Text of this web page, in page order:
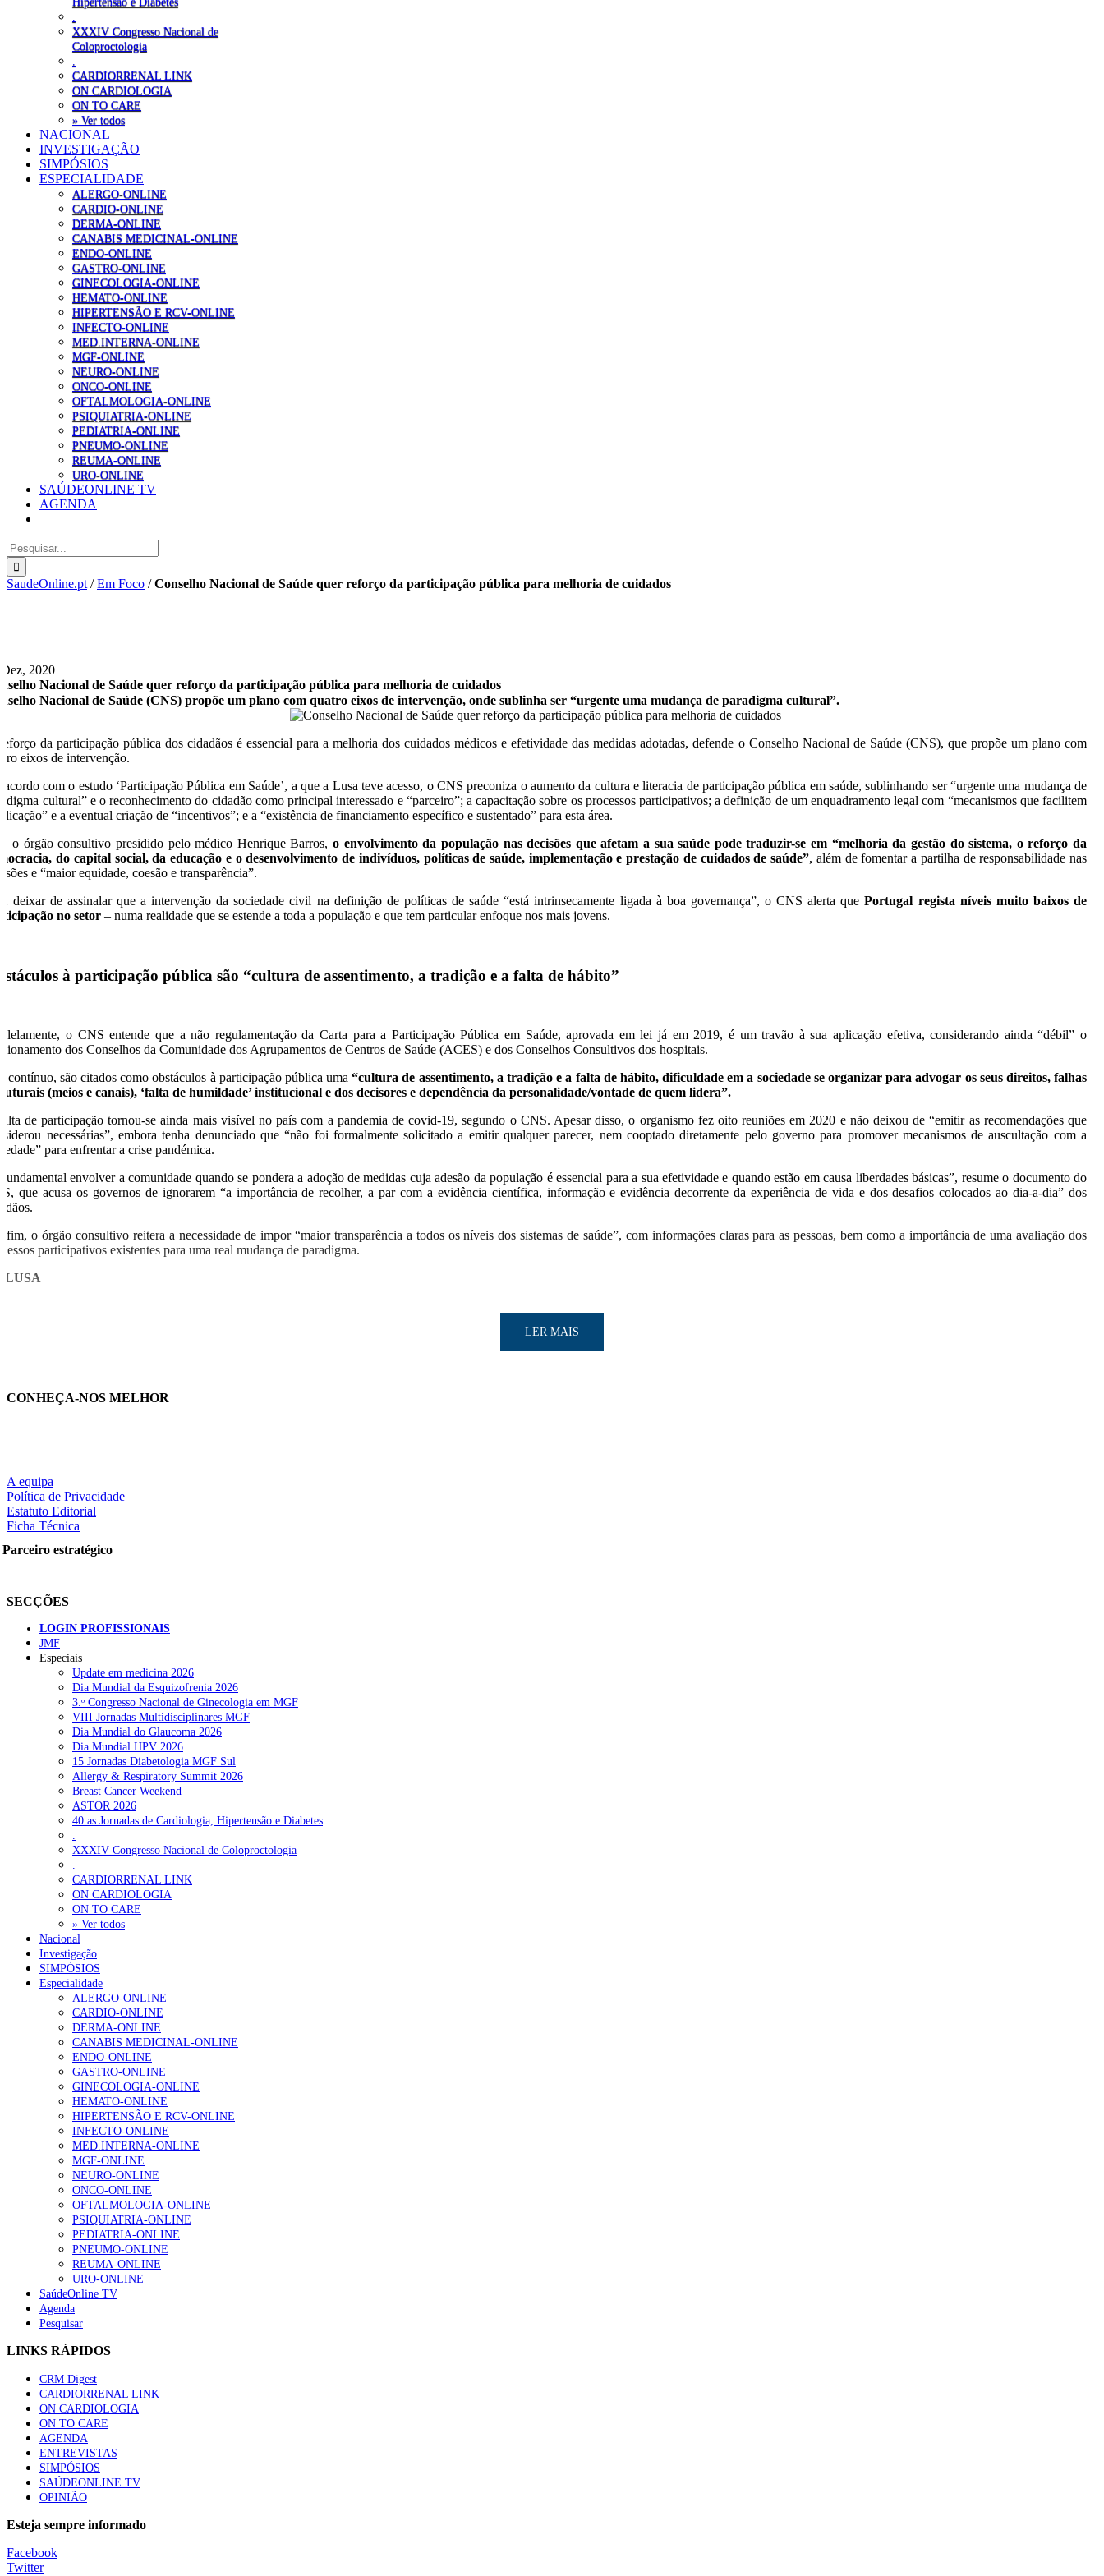
XXXIV Congresso Nacional de
Coloproctologia
CARDIORRENAL LINK
ON CARDIOLOGIA
ON TO CARE
» Ver todos
NACIONAL
INVESTIGAÇÃO
SIMPÓSIOS
ESPECIALIDADE
ALERGO-ONLINE
CARDIO-ONLINE
DERMA-ONLINE
CANABIS MEDICINAL-ONLINE
ENDO-ONLINE
GASTRO-ONLINE
GINECOLOGIA-ONLINE
HEMATO-ONLINE
HIPERTENSÃO E RCV-ONLINE
INFECTO-ONLINE
MED.INTERNA-ONLINE
MGF-ONLINE
NEURO-ONLINE
ONCO-ONLINE
OFTALMOLOGIA-ONLINE
PSIQUIATRIA-ONLINE
PEDIATRIA-ONLINE
PNEUMO-ONLINE
REUMA-ONLINE
URO-ONLINE
SAÚDEONLINE TV
AGENDA
Pesquisar
SaudeOnline.pt /Em Foco /Conselho Nacional de Saúde quer reforço da participação pública para melhoria de cuidados
2020
Nacional de Saúde quer reforço da participação pública para melhoria de cuidados
Nacional de Saúde (CNS) propõe um plano com quatro eixos de intervenção, onde sublinha ser “urgente uma mudança de paradigma cultural”.
da participação pública dos cidadãos é essencial para a melhoria dos cuidados médicos e efetividade das medidas adotadas, defende o Conselho Nacional de Saúde (CNS), que propõe um plano com
eixos de intervenção.
acordo com o estudo ‘Participação Pública em Saúde’, a que a Lusa teve acesso, o CNS preconiza o aumento da cultura e literacia de participação pública em saúde, sublinhando ser “urgente uma mudança de
cultural” e o reconhecimento do cidadão como principal interessado e “parceiro”; a capacitação sobre os processos participativos; a definição de um enquadramento legal com “mecanismos que facilitem
e a eventual criação de “incentivos”; e a “existência de financiamento específico e sustentado” para esta área.
o órgão consultivo presidido pelo médico Henrique Barros, o envolvimento da população nas decisões que afetam a sua saúde pode traduzir-se em “melhoria da gestão do sistema, o reforço da
do capital social, da educação e o desenvolvimento de indivíduos, políticas de saúde, implementação e prestação de cuidados de saúde”, além de fomentar a partilha de responsabilidade nas
e “maior equidade, coesão e transparência”.
deixar de assinalar que a intervenção da sociedade civil na definição de políticas de saúde “está intrinsecamente ligada à boa governança”, o CNS alerta que Portugal regista níveis muito baixos de
no setor – numa realidade que se estende a toda a população e que tem particular enfoque nos mais jovens.
à participação pública são “cultura de assentimento, a tradição e a falta de hábito”
o CNS entende que a não regulamentação da Carta para a Participação Pública em Saúde, aprovada em lei já em 2019, é um travão à sua aplicação efetiva, considerando ainda “débil” o
dos Conselhos da Comunidade dos Agrupamentos de Centros de Saúde (ACES) e dos Conselhos Consultivos dos hospitais.
contínuo, são citados como obstáculos à participação pública uma“cultura de assentimento, a tradição e a falta de hábito, dificuldade em a sociedade se organizar para advogar os seus direitos, falhas
(meios e canais), ‘falta de humildade’ institucional e dos decisores e dependência da personalidade/vontade de quem lidera”.
de participação tornou-se ainda mais visível no país com a pandemia de covid-19, segundo o CNS. Apesar disso, o organismo fez oito reuniões em 2020 e não deixou de “emitir as recomendações que
necessárias”, embora tenha denunciado que “não foi formalmente solicitado a emitir qualquer parecer, nem cooptado diretamente pelo governo para promover mecanismos de auscultação com a
para enfrentar a crise pandémica.
envolver a comunidade quando se pondera a adoção de medidas cuja adesão da população é essencial para a sua efetividade e quando estão em causa liberdades básicas”, resume o documento do
que acusa os governos de ignorarem “a importância de recolher, a par com a evidência científica, informação e evidência decorrente da experiência de vida e dos desafios colocados ao dia-a-dia” dos
fim, o órgão consultivo reitera a necessidade de impor “maior transparência a todos os níveis dos sistemas de saúde”, com informações claras para as pessoas, bem como a importância de uma avaliação dos
participativos existentes para uma real mudança de paradigma.
LUSA
nas redes sociais:
RECENTES
Quase 11.900 jovens recorreram aos cheques psicólogo e nutricionista no primeiro mês
ULS de Coimbra estreia cirurgia endoscópica do ouvido com apoio robótico em Portugal
Enfermeiros exigem esclarecimentos sobre eventual gestão privada da ULS do Algarve
Ordem dos Médicos alerta para riscos no novo sistema de acesso a consultas e cirurgias
Portugal está a formar os médicos de que precisa?
MAIS LIDAS
Enfermagem Forense. “Da urgência ao tribunal, cada gesto conta e cada profissional faz a diferença”
202 visualizações
Alguns milhares de utentes podem ficar sem médico de família com nova regras do registo, alerta associação
155 visualizações
1.º Episódio do Podcast “Frequência Cardio – Sintoniza-te na Insuficiência Cardíaca” da Bayer
99 visualizações
“Os programas de rastreio do cancro do pulmão são custo-efetivos e representam um investimento sustentável para os sistemas de saúde”
88 visualizações
Quase quatro em cada dez doentes com enfarte apresentavam níveis elevados de Lp(a), revela estudo
86 visualizações
Trodelvy aprovado para primeira linha no cancro da mama triplo negativo metastático em doentes não elegíveis para inibidores PD-(L)1
61 visualizações
MAIS NOTÍCIAS
Quase 11.900 jovens recorreram aos cheques psicólogo e nutricionista no primeiro mês
LER MAIS
CONHEÇA-NOS MELHOR
A equipa
Política de Privacidade
Estatuto Editorial
Ficha Técnica
Parceiro estratégico
SECÇÕES
LOGIN PROFISSIONAIS
JMF
Especiais
Update em medicina 2026
Dia Mundial da Esquizofrenia 2026
3.ᵒ Congresso Nacional de Ginecologia em MGF
VIII Jornadas Multidisciplinares MGF
Dia Mundial do Glaucoma 2026
Dia Mundial HPV 2026
15 Jornadas Diabetologia MGF Sul
Allergy & Respiratory Summit 2026
Breast Cancer Weekend
ASTOR 2026
40.as Jornadas de Cardiologia, Hipertensão e Diabetes
.
XXXIV Congresso Nacional de Coloproctologia
.
CARDIORRENAL LINK
ON CARDIOLOGIA
ON TO CARE
» Ver todos
Nacional
Investigação
SIMPÓSIOS
Especialidade
ALERGO-ONLINE
CARDIO-ONLINE
DERMA-ONLINE
CANABIS MEDICINAL-ONLINE
ENDO-ONLINE
GASTRO-ONLINE
GINECOLOGIA-ONLINE
HEMATO-ONLINE
HIPERTENSÃO E RCV-ONLINE
INFECTO-ONLINE
MED.INTERNA-ONLINE
MGF-ONLINE
NEURO-ONLINE
ONCO-ONLINE
OFTALMOLOGIA-ONLINE
PSIQUIATRIA-ONLINE
PEDIATRIA-ONLINE
PNEUMO-ONLINE
REUMA-ONLINE
URO-ONLINE
SaúdeOnline TV
Agenda
Pesquisar
LINKS RÁPIDOS
CRM Digest
CARDIORRENAL LINK
ON CARDIOLOGIA
ON TO CARE
AGENDA
ENTREVISTAS
SIMPÓSIOS
SAÚDEONLINE.TV
OPINIÃO
Esteja sempre informado
Facebook
Twitter